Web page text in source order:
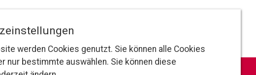
werden Cookies genutzt. Sie können alle Cookies
nur bestimmte auswählen. Sie können diese